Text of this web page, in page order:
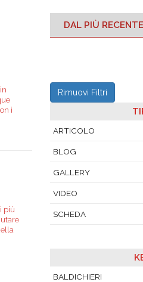
i
più
DAL PIÙ RECENTE
Rimuovi Filtri
ARTICOLO
BLOG
GALLERY
VIDEO
SCHEDA
BALDICHIERI